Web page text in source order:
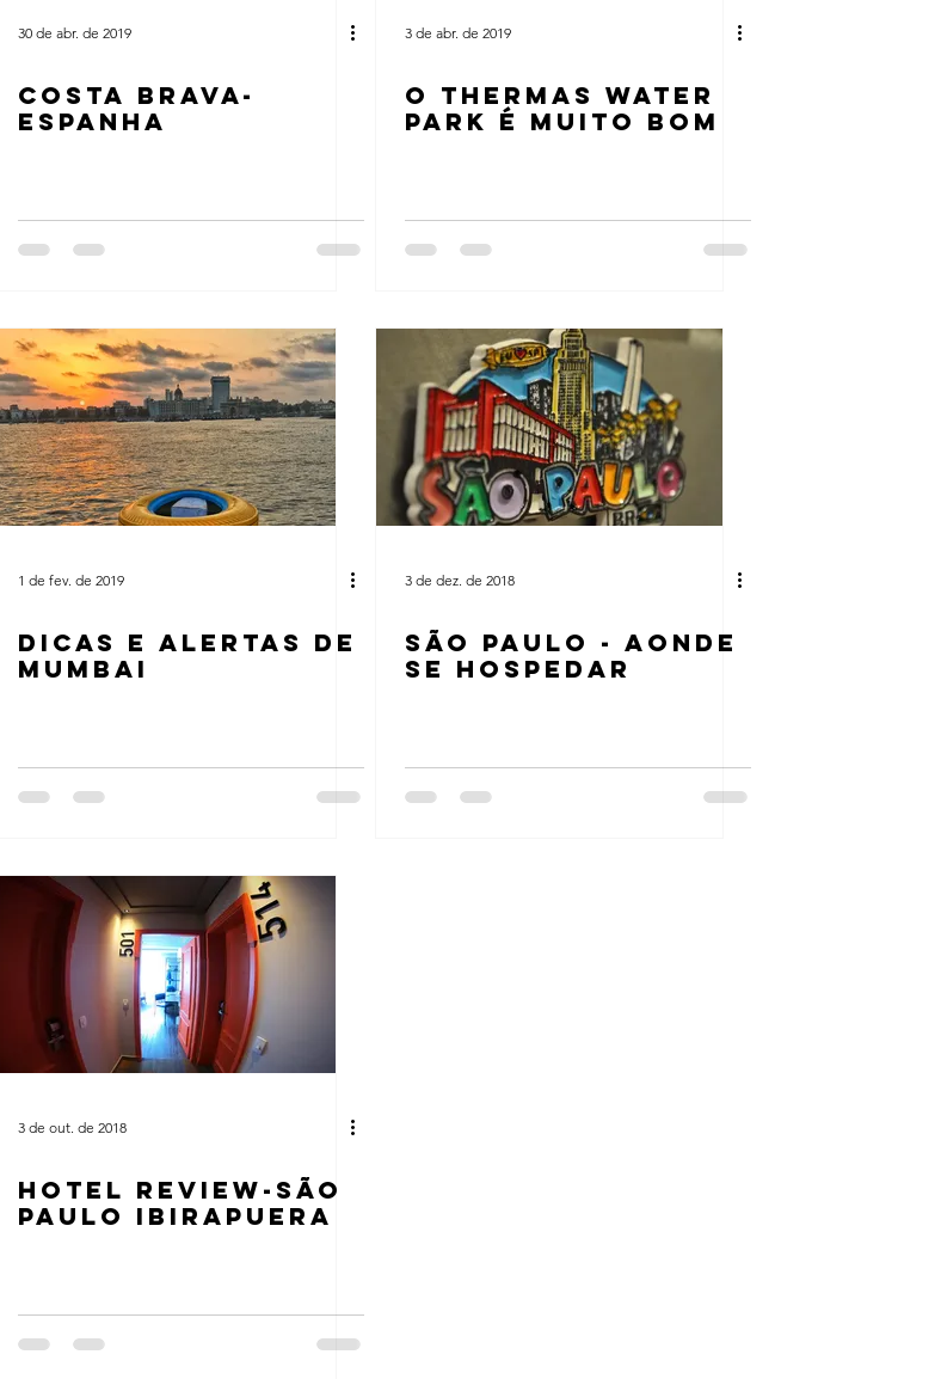
30 de abr. de 2019
COSTA BRAVA-
ESPANHA
3 de abr. de 2019
O THERMAS WATER
PARK É MUITO BOM
1 de fev. de 2019
DICAS E ALERTAS DE
MUMBAI
3 de dez. de 2018
SÃO PAULO - AONDE
SE HOSPEDAR
3 de out. de 2018
HOTEL REVIEW-SÃO
PAULO IBIRAPUERA